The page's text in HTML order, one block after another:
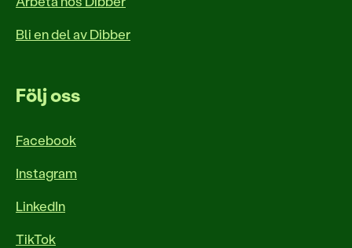
Bli en del av Dibber
Följ oss
Facebook
Instagram
LinkedIn
TikTok